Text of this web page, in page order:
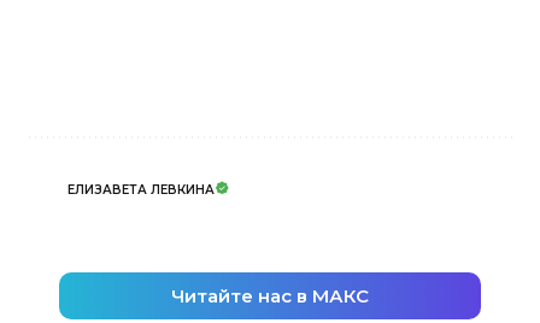
ЕЛИЗАВЕТА ЛЕВКИНА
Читайте нас в МАКС